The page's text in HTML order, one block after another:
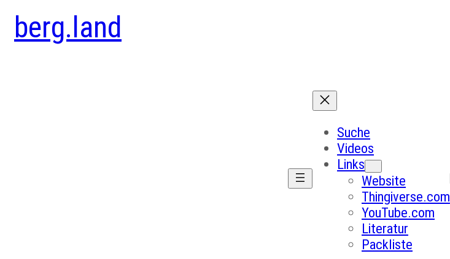
berg.land
Suche
Videos
Links
Website
Thingiverse.com
YouTube.com
Literatur
Packliste